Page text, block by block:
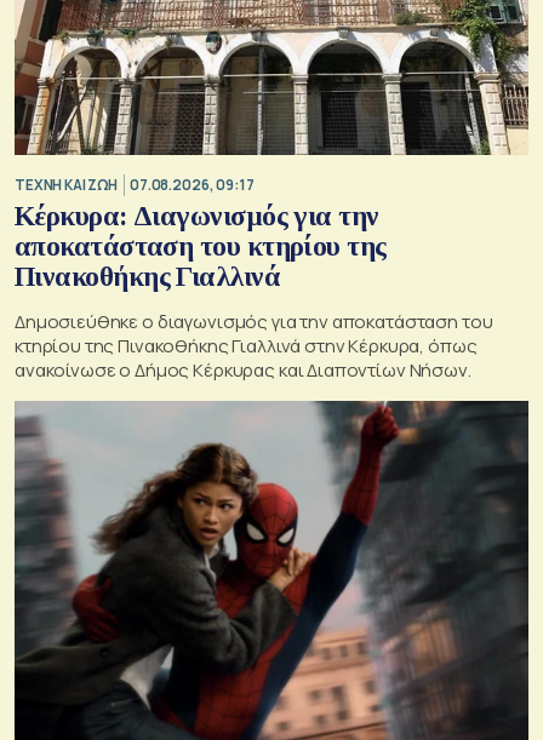
TΕΧΝΗ ΚΑΙ ΖΩΗ 07.08.2026, 09:17
Κέρκυρα: Διαγωνισμός για την
αποκατάσταση του κτηρίου της
Πινακοθήκης Γιαλλινά
Δημοσιεύθηκε ο διαγωνισμός για την αποκατάσταση του
κτηρίου της Πινακοθήκης Γιαλλινά στην Κέρκυρα, όπως
ανακοίνωσε ο Δήμος Κέρκυρας και Διαποντίων Νήσων.